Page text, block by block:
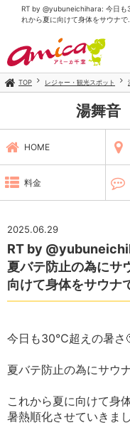
RT by @yubuneichihara: 今日も
れから夏に向けて身体をサウナ
TOP レジャー・観光スポット
湯舞音
HOME
料金
2025.06.29
RT by
夏バテ防止の為にサ
向けて身体をサウナ
今日も30℃超えの暑さ
夏バテ防止の為にサウ
これから夏に向けて身
暑熱順化させていきま